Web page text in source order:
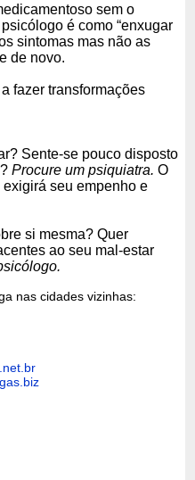
sem o
é como “enxugar
sintomas mas não as
de novo.
fazer transformações
Sente-se pouco disposto
Procure um psiquiatra. O
seu empenho e
si mesma? Quer
ao seu mal-estar
nas cidades vizinhas: